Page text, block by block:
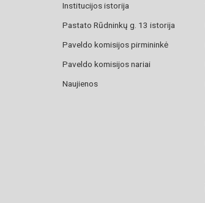
Institucijos istorija
Pastato Rūdninkų g. 13 istorija
Paveldo komisijos pirmininkė
Paveldo komisijos nariai
Naujienos